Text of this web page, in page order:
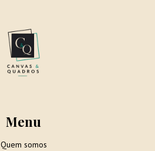
Menu
Quem somos